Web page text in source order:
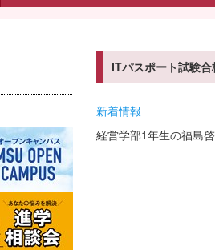
ITパスポート試験合
新着情報
経営学部1年生の福島